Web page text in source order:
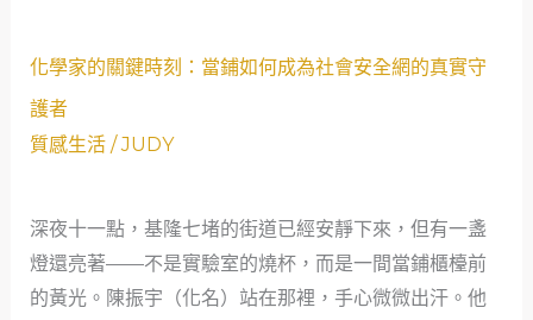
化學家的關鍵時刻：當鋪如何成為社會安全網的真實守
護者
質感生活/JUDY
深夜十一點，基隆七堵的街道已經安靜下來，但有一盞
燈還亮著——不是實驗室的燒杯，而是一間當鋪櫃檯前
的黃光。陳振宇（化名）站在那裡，手心微微出汗。他
化
的
鍵
時
刻：